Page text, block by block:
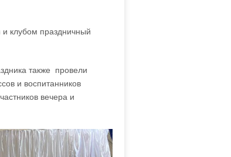
клубом праздничный
также провели
и воспитанников
вечера и